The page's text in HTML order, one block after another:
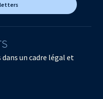
un cadre légal et